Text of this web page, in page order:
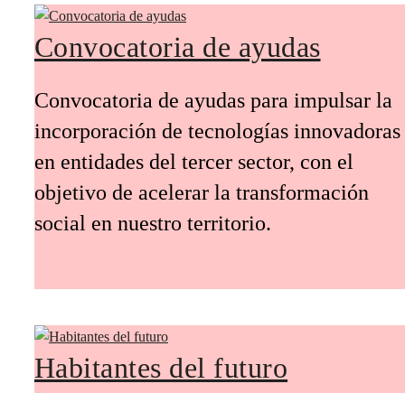
Convocatoria de ayudas
Convocatoria de ayudas para impulsar la
incorporación de tecnologías innovadoras
en entidades del tercer sector, con el
objetivo de acelerar la transformación
social en nuestro territorio.
Habitantes del futuro